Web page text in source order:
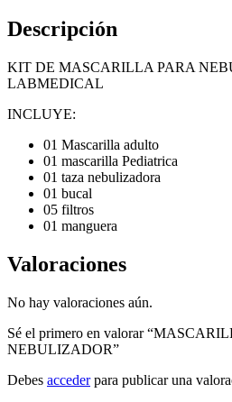
Descripción
KIT DE MASCARILLA PARA
LABMEDICAL
INCLUYE:
01 Mascarilla adulto
01 mascarilla Pediatrica
01 taza nebulizadora
01 bucal
05 filtros
01 manguera
Valoraciones
No hay valoraciones aún.
Sé el primero en valorar
NEBULIZADOR”
Debes accederpara publicar una